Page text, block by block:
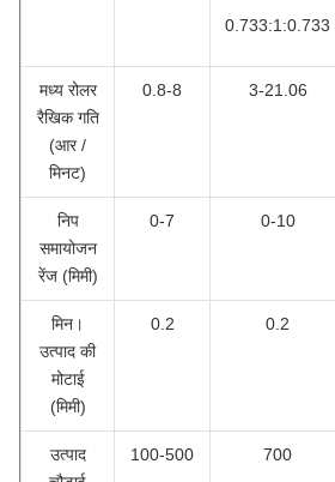
0.733:1:0.733
मध्य रोलर
रैखिक गति
(आर /
मिनट)
0.8-8 3-21.06
निप
समायोजन
रेंज (मिमी)
0-7 0-10
मिन।
उत्पाद की
मोटाई
(मिमी)
0.2 0.2
उत्पाद
100-500 700